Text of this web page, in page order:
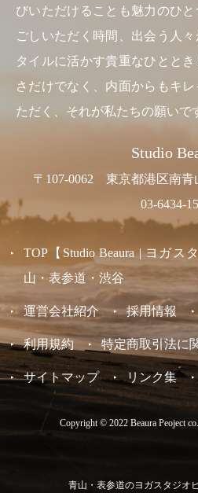
びいただけることも魅力のひ
ごしいただく時間、出会う人
タイルに活かす貴重なひとと
さだけでなく、内面からもキ
ただく、それが私たちの願いで
Studio
〒107-0062 東京都港区南青
03-6434-
TOP【Studio Beaura | ヨガ
山・表参道・渋谷
運営会社紹介 採用情報
利用規約 特定商取引法に
サイトマップ リンク集
Copyright © 2022 Beaura Peoject
青山・表参道のヨガスタジオ